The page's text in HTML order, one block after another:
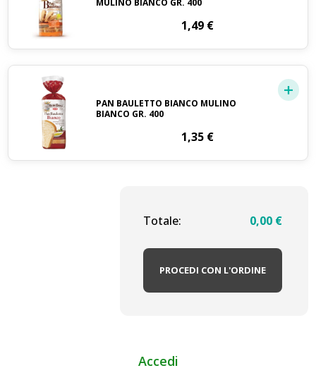
MULINO BIANCO GR. 400
1,49 €
PAN BAULETTO BIANCO MULINO
BIANCO GR. 400
1,35 €
Totale: 0,00 €
PROCEDI CON L'ORDINE
Accedi